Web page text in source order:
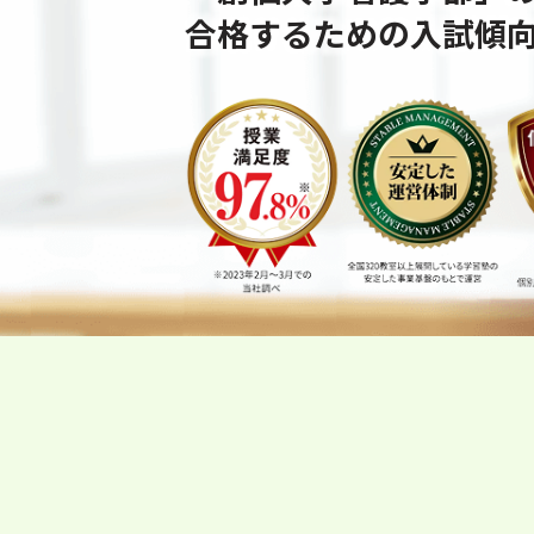
合格するための⼊試傾